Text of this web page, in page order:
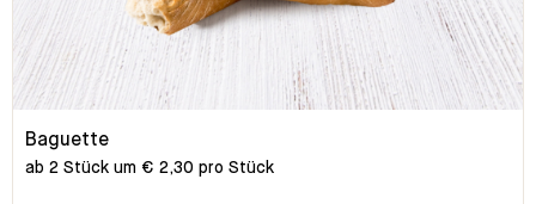
Baguette
ab 2 Stück um € 2,30 pro Stück